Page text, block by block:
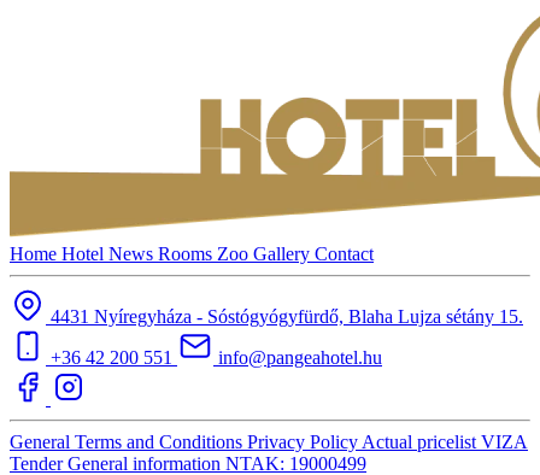
Home Hotel News Rooms Zoo Gallery Contact
4431 Nyíregyháza - Sóstógyógyfürdő, Blaha Lujza sétány 15.
+36 42 200 551
info@pangeahotel.hu
General Terms and Conditions Privacy Policy Actual pricelist VIZA
TenderGeneral information NTAK: 19000499